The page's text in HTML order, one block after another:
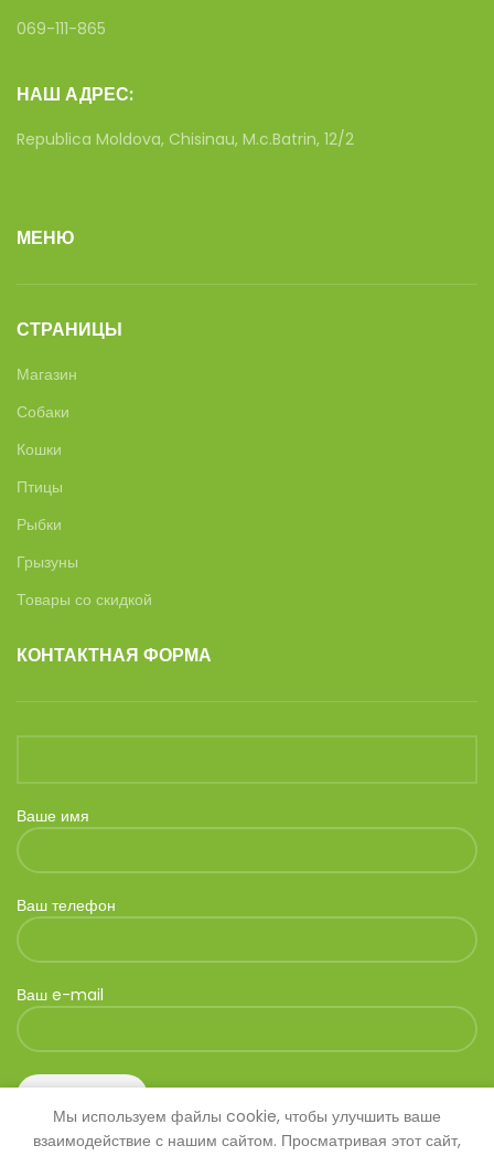
069-111-865
НАШ АДРЕС:
Republica Moldova, Chisinau, M.c.Batrin, 12/2
МЕНЮ
СТРАНИЦЫ
Магазин
Собаки
Кошки
Птицы
Рыбки
Грызуны
Товары со скидкой
КОНТАКТНАЯ ФОРМА
Ваше имя
Ваш телефон
Ваш e-mail
Мы используем файлы cookie, чтобы улучшить ваше
взаимодействие с нашим сайтом. Просматривая этот сайт,